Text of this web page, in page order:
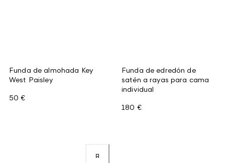
Funda de almohada Key
West Paisley
50 €
Funda de edredón de
satén a rayas para cama
individual
180 €